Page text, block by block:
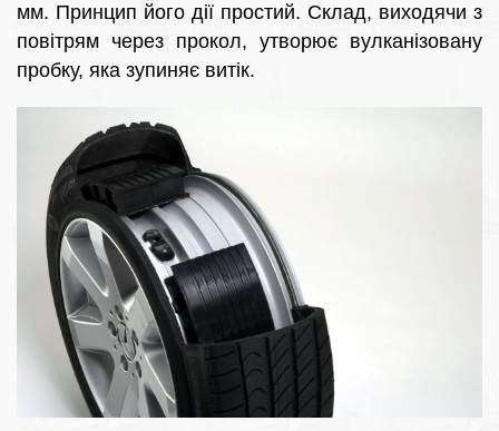
мм. Принцип його дії простий. Склад, виходячи з
повітрям через прокол, утворює вулканізовану
пробку, яка зупиняє витік.